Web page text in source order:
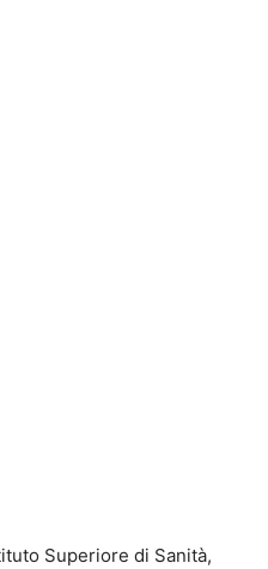
Superiore di Sanità,